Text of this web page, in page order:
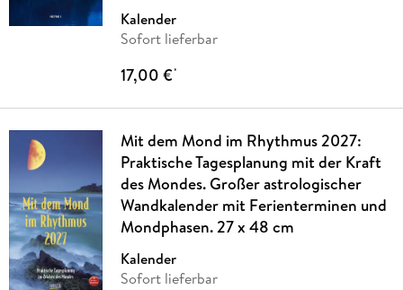
Kalender
Sofort lieferbar
17,00 €*
Mit dem Mond im Rhythmus 2027:
Praktische Tagesplanung mit der Kraft
des Mondes. Großer astrologischer
Wandkalender mit Ferienterminen und
Mondphasen. 27 x 48 cm
Kalender
Sofort lieferbar